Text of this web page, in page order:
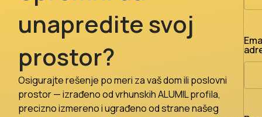
unapredite svoj
prostor?
Osigurajte rešenje po meri za vaš dom ili poslovni
prostor — izrađeno od vrhunskih ALUMIL profila,
precizno izmereno i ugrađeno od strane našeg